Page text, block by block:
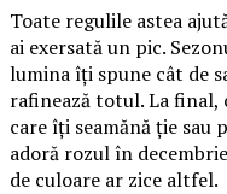
Toate regulile astea
ai exersată un pic.
lumina îți spune cât de
rafinează totul. La final,
care îți seamănă ție sau
adoră rozul în
de culoare ar zice altfel.